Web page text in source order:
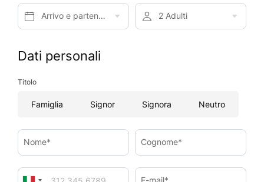
Arrivo e partenza* 2 Adulti
Dati personali
Titolo
Famiglia Signor Signora Neutro
Nome* Cognome*